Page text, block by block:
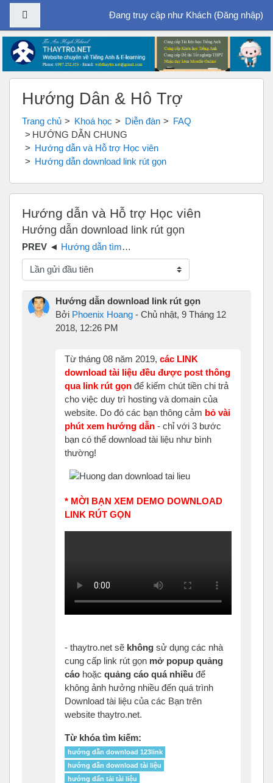
Chuyển tới nội dung chính
Bảng điều khiển cạnhĐang truy cập như Khách (Đăng nhập)
Hướng Dẫn & Hỗ Trợ
Trang chủ Khoá học Diễn đàn
FAQ
HƯỚNG DẪN CHUNG
Hướng dẫn và Hỗ trợ Học viên
Hướng dẫn download link rút gọn
Hướng dẫn và Hỗ trợ Học viên
Hướng dẫn download link rút gọn
Hướng dẫn tìm kiếm tài liệu trên thaytro.net
Chế độ hiển thị
Hướng dẫn download link rút gọn
Bởi Phoenix Hoang - Chủ nhật, 9 Tháng 12
2018, 12:26 PM
Từ tháng 08 năm 2019, các LINK
download tài liệu đều được post thông
qua link rút gọn để kiếm chút tiền chi trả
cho việc duy trì hosting và domain của
website. Do đó các bạn thông cảm bỏ vài
phút xem hướng dẫn - chỉ với 3 bước
bạn có thể download tài liệu như bình
thường!
* MỜI BẠN XEM DEMO DOWNLOAD
LINK RÚT GỌN
- thaytro.net sẽ không sử dụng các nhà
cung cấp link rút gọn mở popup quảng
cáo hoặc quảng cáo quá nhiều để
không ảnh hưởng nhiều đến quá trình
Download tài liệu của các Bạn trên
website thaytro.net.
Từ khóa tìm kiếm:
hướng dẫn download 123link
hướng dẫn download tài liệu
hướng dẩn tải tài liệu